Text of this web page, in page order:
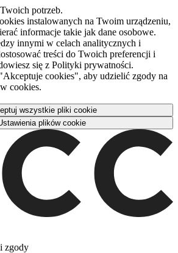
potrzeb.
instalowanych na Twoim urządzeniu,
informacje takie jak dane osobowe.
innymi w celach analitycznych i
treści do Twoich preferencji i
się z Polityki prywatności.
cookies", aby udzielić zgody na
cookies.
wszystkie pliki cookie
plików cookie
zgody